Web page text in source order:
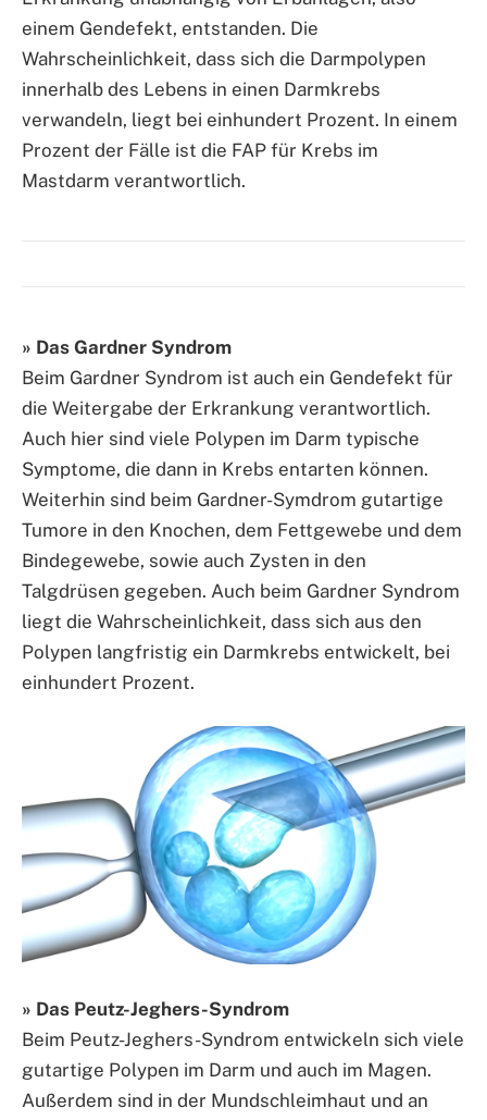
einem Gendefekt, entstanden. Die
Wahrscheinlichkeit, dass sich die Darmpolypen
innerhalb des Lebens in einen Darmkrebs
verwandeln, liegt bei einhundert Prozent. In einem
Prozent der Fälle ist die FAP für Krebs im
Mastdarm verantwortlich.
» Das Gardner Syndrom
Beim Gardner Syndrom ist auch ein Gendefekt für
die Weitergabe der Erkrankung verantwortlich.
Auch hier sind viele Polypen im Darm typische
Symptome, die dann in Krebs entarten können.
Weiterhin sind beim Gardner-Symdrom gutartige
Tumore in den Knochen, dem Fettgewebe und dem
Bindegewebe, sowie auch Zysten in den
Talgdrüsen gegeben. Auch beim Gardner Syndrom
liegt die Wahrscheinlichkeit, dass sich aus den
Polypen langfristig ein Darmkrebs entwickelt, bei
einhundert Prozent.
» Das Peutz-Jeghers-Syndrom
Beim Peutz-Jeghers-Syndrom entwickeln sich viele
gutartige Polypen im Darm und auch im Magen.
Außerdem sind in der Mundschleimhaut und an